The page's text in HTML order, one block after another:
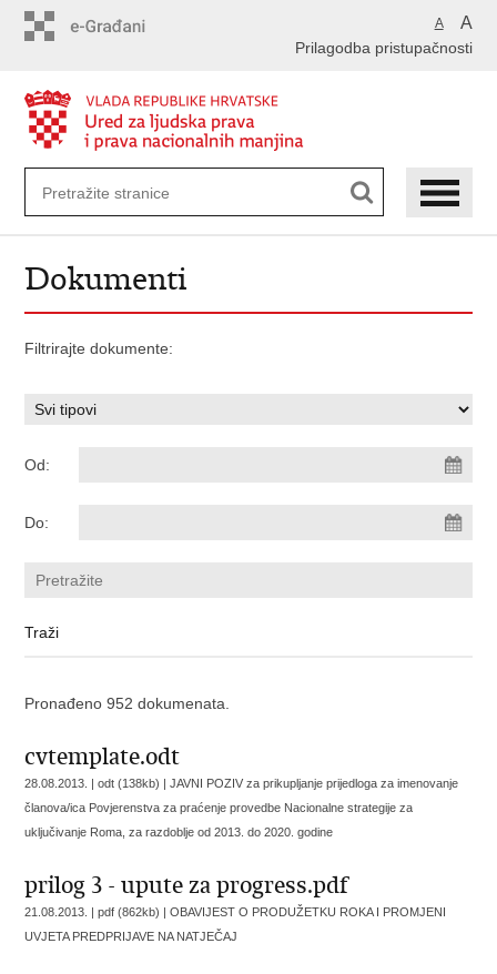
A A
Prilagodba pristupačnosti
Dokumenti
Filtrirajte dokumente:
Od:
Do:
Pronađeno 952 dokumenata.
cvtemplate.odt
28.08.2013. | odt (138kb) |JAVNI POZIV za prikupljanje prijedloga za imenovanje
članova/ica Povjerenstva za praćenje provedbe Nacionalne strategije za
uključivanje Roma, za razdoblje od 2013. do 2020. godine
prilog 3 - upute za progress.pdf
21.08.2013. | pdf (862kb) |OBAVIJEST O PRODUŽETKU ROKA I PROMJENI
UVJETA PREDPRIJAVE NA NATJEČAJ